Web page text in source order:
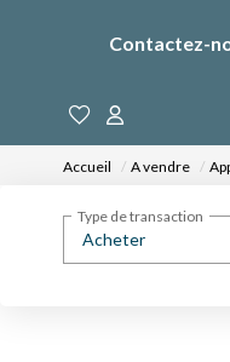
Contactez-
Accueil A vendre
Acheter
Type de transaction